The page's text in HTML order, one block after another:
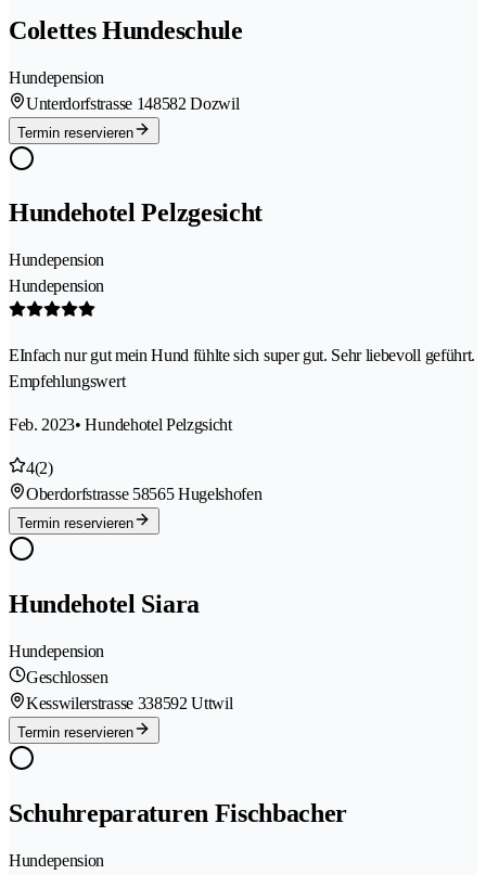
Colettes Hundeschule
Hundepension
Unterdorfstrasse 148582 Dozwil
Termin reservieren
Hundehotel Pelzgesicht
Hundepension
Hundepension
EInfach nur gut mein Hund fühlte sich super gut. Sehr liebevoll geführt.
Empfehlungswert
Feb. 2023• Hundehotel Pelzgsicht
4(2)
Oberdorfstrasse 58565 Hugelshofen
Termin reservieren
Hundehotel Siara
Hundepension
Geschlossen
Kesswilerstrasse 338592 Uttwil
Termin reservieren
Schuhreparaturen Fischbacher
Hundepension